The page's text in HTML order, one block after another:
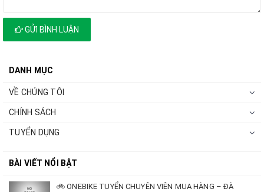
GỬI BÌNH LUẬN
DANH MỤC
VỀ CHÚNG TÔI
CHÍNH SÁCH
TUYỂN DỤNG
BÀI VIẾT NỔI BẬT
🚲 ONEBIKE TUYỂN CHUYÊN VIÊN MUA HÀNG – ĐÀ